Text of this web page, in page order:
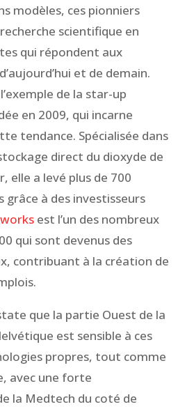
modèles, ces pionniers
scientifique en
qui répondent aux
et de demain.
de la star-up
en 2009, qui incarne
tendance. Spécialisée dans
direct du dioxyde de
elle a levé plus de 700
grâce à des investisseurs
est l’un des nombreux
qui sont devenus des
contribuant à la création de
que la partie Ouest de la
est sensible à ces
propres, tout comme
avec une forte
la Medtech du coté de